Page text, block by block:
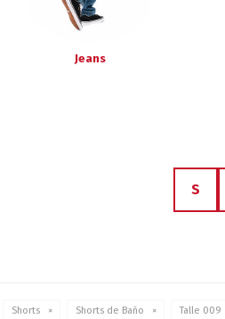
Jeans
S
Shorts Shorts de Baño Talle 009